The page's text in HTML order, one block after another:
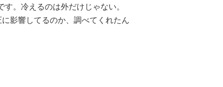
す。冷えるのは外だけじゃない。
影響してるのか、調べてくれたん